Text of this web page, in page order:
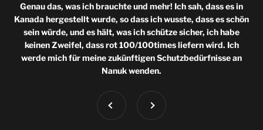
Genau das, was ich brauchte und mehr! Ich sah, dass es in
Kanada hergestellt wurde, so dass ich wusste, dass es schön
sein würde, und es hält, was ich schütze sicher, ich habe
keinen Zweifel, dass rot 100/100times liefern wird. Ich
werde mich für meine zukünftigen Schutzbedürfnisse an
Nanuk wenden.
Vorherige Weiter